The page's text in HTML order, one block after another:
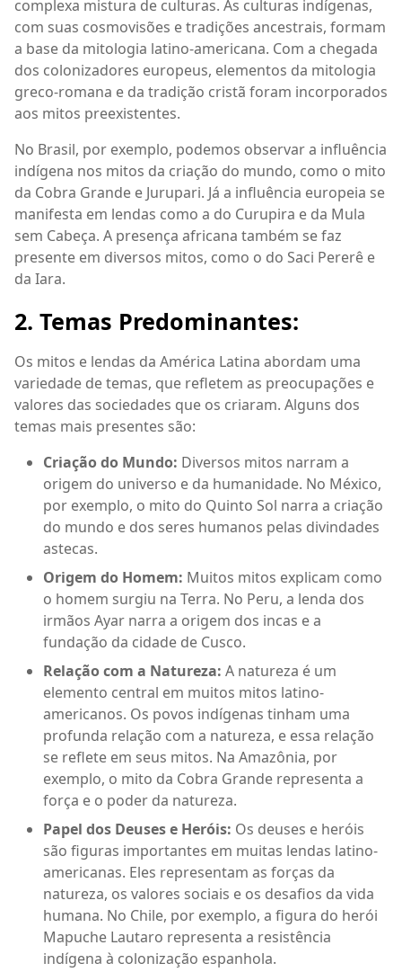
complexa mistura de culturas. As culturas indígenas,
com suas cosmovisões e tradições ancestrais, formam
a base da mitologia latino-americana. Com a chegada
dos colonizadores europeus, elementos da mitologia
greco-romana e da tradição cristã foram incorporados
aos mitos preexistentes.
No Brasil, por exemplo, podemos observar a influência
indígena nos mitos da criação do mundo, como o mito
da Cobra Grande e Jurupari. Já a influência europeia se
manifesta em lendas como a do Curupira e da Mula
sem Cabeça. A presença africana também se faz
presente em diversos mitos, como o do Saci Pererê e
da Iara.
2. Temas Predominantes:
Os mitos e lendas da América Latina abordam uma
variedade de temas, que refletem as preocupações e
valores das sociedades que os criaram. Alguns dos
temas mais presentes são:
Criação do Mundo: Diversos mitos narram a
origem do universo e da humanidade. No México,
por exemplo, o mito do Quinto Sol narra a criação
do mundo e dos seres humanos pelas divindades
astecas.
Origem do Homem: Muitos mitos explicam como
o homem surgiu na Terra. No Peru, a lenda dos
irmãos Ayar narra a origem dos incas e a
fundação da cidade de Cusco.
Relação com a Natureza: A natureza é um
elemento central em muitos mitos latino-
americanos. Os povos indígenas tinham uma
profunda relação com a natureza, e essa relação
se reflete em seus mitos. Na Amazônia, por
exemplo, o mito da Cobra Grande representa a
força e o poder da natureza.
Papel dos Deuses e Heróis: Os deuses e heróis
são figuras importantes em muitas lendas latino-
americanas. Eles representam as forças da
natureza, os valores sociais e os desafios da vida
humana. No Chile, por exemplo, a figura do herói
Mapuche Lautaro representa a resistência
indígena à colonização espanhola.